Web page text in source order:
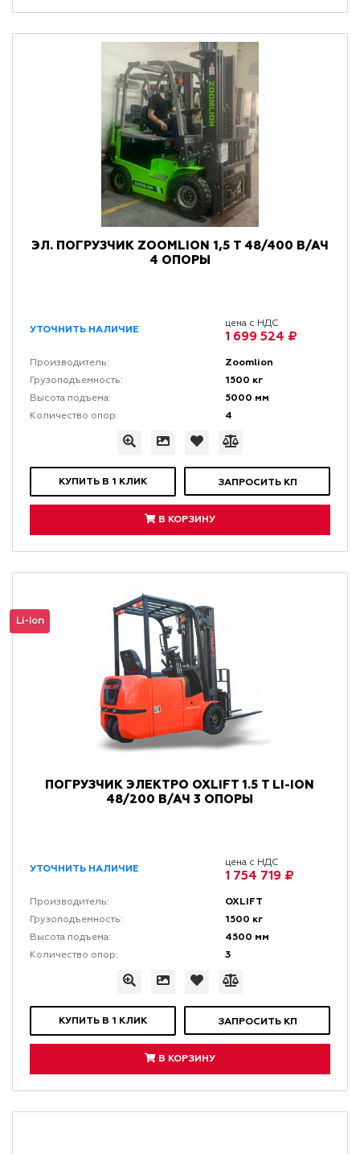
ЭЛ. ПОГРУЗЧИК ZOOMLION 1,5 Т 48/400 В/АЧ
4 ОПОРЫ
УТОЧНИТЬ НАЛИЧИЕ
цена с НДС
1 699 524 ₽
Производитель: Zoomlion
Грузоподъемность: 1500 кг
Высота подъема: 5000 мм
Количество опор: 4
КУПИТЬ В 1 КЛИК ЗАПРОСИТЬ КП
В КОРЗИНУ
Li-Ion
ПОГРУЗЧИК ЭЛЕКТРО OXLIFT 1.5 Т LI-ION
48/200 В/АЧ 3 ОПОРЫ
УТОЧНИТЬ НАЛИЧИЕ
цена с НДС
1 754 719 ₽
Производитель: OXLIFT
Грузоподъемность: 1500 кг
Высота подъема: 4500 мм
Количество опор: 3
КУПИТЬ В 1 КЛИК ЗАПРОСИТЬ КП
В КОРЗИНУ